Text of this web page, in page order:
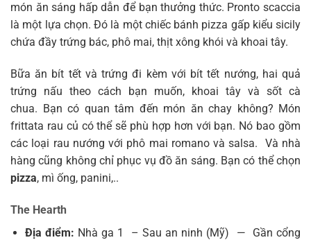
món ăn sáng hấp dẫn để bạn thưởng thức. Pronto scaccia
là một lựa chọn. Đó là một chiếc bánh pizza gấp kiểu sicily
chứa đầy trứng bác, phô mai, thịt xông khói và khoai tây.
Bữa ăn bít tết và trứng đi kèm với bít tết nướng, hai quả
trứng nấu theo cách bạn muốn, khoai tây và sốt cà
chua. Bạn có quan tâm đến món ăn chay không? Món
frittata rau củ có thể sẽ phù hợp hơn với bạn. Nó bao gồm
các loại rau nướng với phô mai romano và salsa. Và nhà
hàng cũng không chỉ phục vụ đồ ăn sáng. Bạn có thể chọn
pizza, mì ống, panini,..
The Hearth
Địa điểm: Nhà ga 1 – Sau an ninh (Mỹ) —
Gần cổng